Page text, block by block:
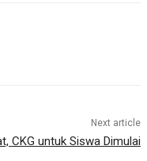
Next article
CKG untuk Siswa Dimulai